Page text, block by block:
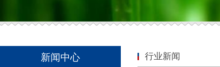
新闻中心 行业新闻